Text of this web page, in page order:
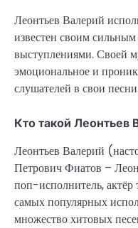
Леонтьев Валерий
известен своим
выступлениями. Своей
эмоциональное и
слушателей в свои
Кто такой Леонтьев
Леонтьев Валерий
Петрович Фиатов –
поп-исполнитель,
самых популярных
множество хитовых